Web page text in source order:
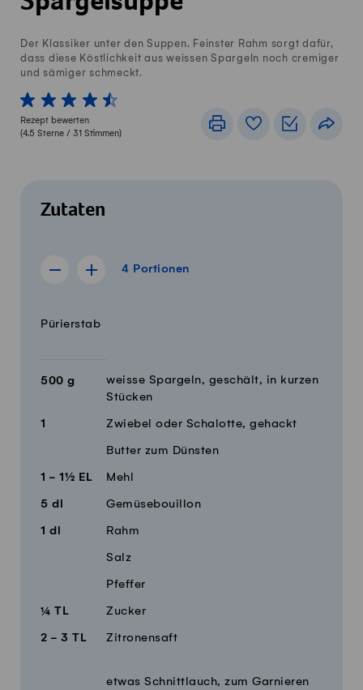
Der Klassiker unter den Suppen. Feinster Rahm sorgt dafür,
dass diese Köstlichkeit aus weissen Spargeln noch cremiger
und sämiger schmeckt.
1 von 5 Sterne
2 von 5 Sterne
3 von 5 Sterne
4 von 5 Sterne
5 von 5 Sterne
Rezept bewerten
(4.5 Sterne / 31 Stimmen)
DruckenRezeptbuch
Zutaten
4 Portionen
Rezept für 3 Portionen anzeigen
Rezept für 5 Portionen anzeigen
4 Portionen
MengeZutaten
Pürierstab
500 g
weisse Spargeln, geschält, in kurzen
Stücken
1 Zwiebel oder Schalotte, gehackt
Butter zum Dünsten
1 - 1½ EL Mehl
5 dl Gemüsebouillon
1 dl Rahm
Salz
Pfeffer
¼ TL Zucker
2 - 3 TL Zitronensaft
etwas Schnittlauch, zum Garnieren